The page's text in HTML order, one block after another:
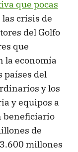
que pocas
crisis de
del Golfo
que
la economía
países del
y los
y equipos a
beneficiario
de
millones